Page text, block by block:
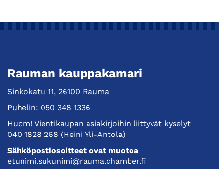
Rauman kauppakamari
Sinkokatu 11, 26100 Rauma
Puhelin: 050 348 1336
Huom! Vientikaupan asiakirjoihin liittyvät kyselyt
040 1828 268 (Heini Yli-Antola)
Sähköpostiosoitteet ovat muotoa
etunimi.sukunimi@rauma.chamber.fi